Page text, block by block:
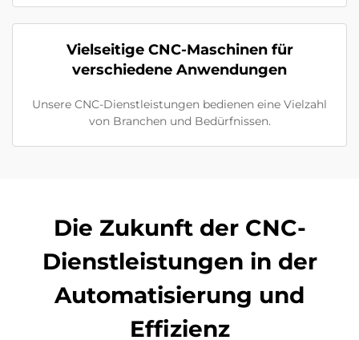
Vielseitige CNC-Maschinen für
verschiedene Anwendungen
Unsere CNC-Dienstleistungen bedienen eine Vielzahl
von Branchen und Bedürfnissen.
Die Zukunft der CNC-
Dienstleistungen in der
Automatisierung und
Effizienz